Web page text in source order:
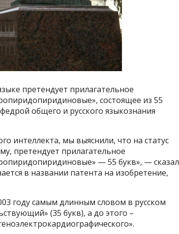
претендует прилагательное
состоящее из 55
общего и русского языкознания
интеллекта, мы выяснили, что на статус
претендует прилагательное
— 55 букв», — сказал
в названии патента на изобретение,
году самым длинным словом в русском
(35 букв), а до этого –